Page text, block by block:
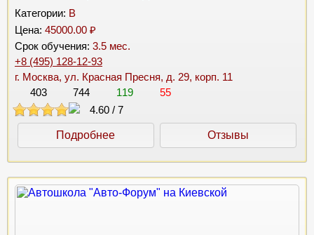
Категории: B
Цена: 45000.00 ₽
Срок обучения: 3.5 мес.
+8 (495) 128-12-93
г. Москва, ул. Красная Пресня, д. 29, корп. 11
403
744 119
55
4.60 / 7
Подробнее Отзывы